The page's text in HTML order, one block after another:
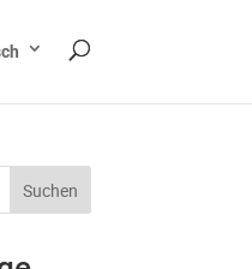
Suchen